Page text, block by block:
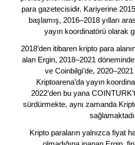
para gazetecisidir. Kariyerine 2015
başlamış, 2016–2018 yılları
yayın koordinatörü olarak
2018’den itibaren kripto para
alan Ergin, 2018–2021
ve Coinbilgi’de,
Kriptoarena’da yayın
2022’den bu yana
sürdürmekte, aynı zamanda
Kripto paraların yalnızca fiyat